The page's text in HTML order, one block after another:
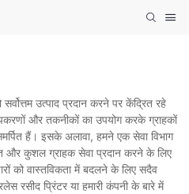
उत्पाद प्रदान करने पर केंद्रित रहे
और तकनीकों का उपयोग करके ग्राहकों
हैं। इसके अलावा, हमने एक सेवा विभाग
और कुशल ग्राहक सेवा प्रदान करने के लिए
को वास्तविकता में बदलने के लिए सदैव
रसीद प्रिंटर या हमारी कंपनी के बारे में